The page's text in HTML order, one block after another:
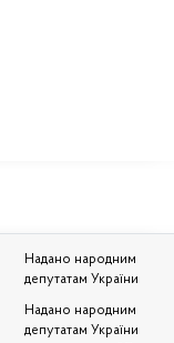
Надано народним
депутатам України
Надано народним
депутатам України